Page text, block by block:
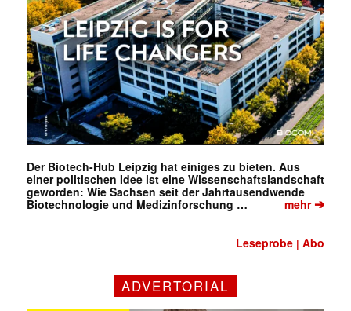
Der Biotech-Hub Leipzig hat einiges zu bieten. Aus
einer politischen Idee ist eine Wissenschaftslandschaft
geworden: Wie Sachsen seit der Jahrtausendwende
Biotechnologie und Medizinforschung …
mehr➔
Leseprobe |Abo
ADVERTORIAL